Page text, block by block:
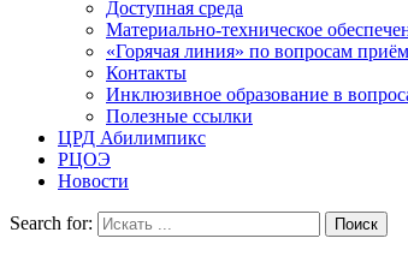
Доступная среда
Материально-техническое
«Горячая линия» по вопросам
Контакты
Инклюзивное образование в
Полезные ссылки
ЦРД Абилимпикс
РЦОЭ
Новости
Search for: